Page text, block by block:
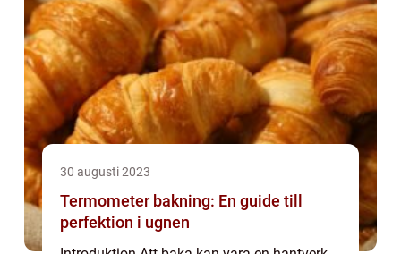
30 augusti 2023
Termometer bakning: En guide till
perfektion i ugnen